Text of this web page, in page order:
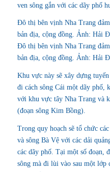
ven sông gắn với các dãy phố
Đô thị bên vịnh Nha Trang
bản địa, cộng đồng. Ảnh: Hải
Đô thị bên vịnh Nha Trang
bản địa, cộng đồng. Ảnh: Hải
Khu vực này sẽ xây dựng
đi cách sông Cái một dãy phố,
với khu vực tây Nha Trang và
(đoạn sông Kim Bồng).
Trong quy hoạch sẽ tổ chức
và sông Bà Vệ với các dải
các dãy phố. Tại một số đoạn,
sông mà đi lùi vào sau một lớp